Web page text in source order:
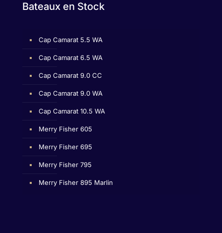
Bateaux en Stock
Cap Camarat 5.5 WA
Cap Camarat 6.5 WA
Cap Camarat 9.0 CC
Cap Camarat 9.0 WA
Cap Camarat 10.5 WA
Merry Fisher 605
Merry Fisher 695
Merry Fisher 795
Merry Fisher 895 Marlin